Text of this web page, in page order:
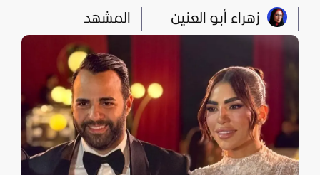
زهراء أبو العنين المشهد